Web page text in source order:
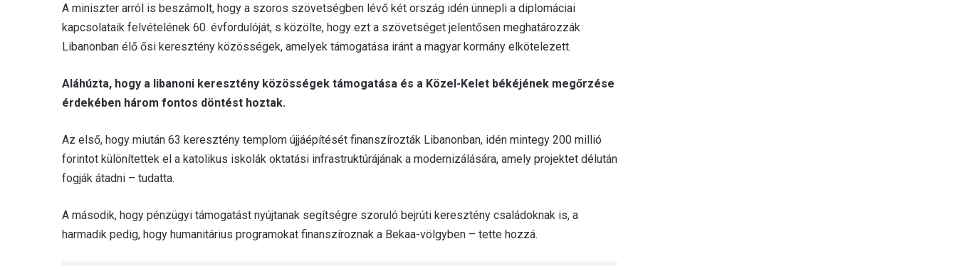
A miniszter arról is beszámolt, hogy a szoros szövetségben lévő két ország idén ünnepli a diplomáciai
kapcsolataik felvételének 60. évfordulóját, s közölte, hogy ezt a szövetséget jelentősen meghatározzák
Libanonban élő ősi keresztény közösségek, amelyek támogatása iránt a magyar kormány elkötelezett.
Aláhúzta, hogy a libanoni keresztény közösségek támogatása és a Közel-Kelet békéjének megőrzése
érdekében három fontos döntést hoztak.
Az első, hogy miután 63 keresztény templom újjáépítését finanszírozták Libanonban, idén mintegy 200 millió
forintot különítettek el a katolikus iskolák oktatási infrastruktúrájának a modernizálására, amely projektet délután
fogják átadni – tudatta.
A második, hogy pénzügyi támogatást nyújtanak segítségre szoruló bejrúti keresztény családoknak is, a
harmadik pedig, hogy humanitárius programokat finanszíroznak a Bekaa-völgyben – tette hozzá.